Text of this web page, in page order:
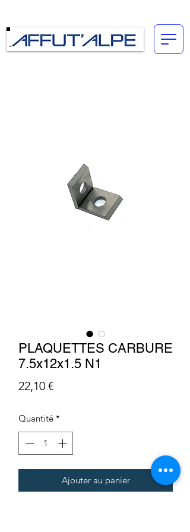
PLAQUETTES CARBURE
7.5x12x1.5 N1
22,10 €Prix
Quantité *
Ajouter au panier